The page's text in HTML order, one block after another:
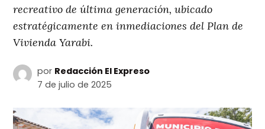
recreativo de última generación, ubicado
estratégicamente en inmediaciones del Plan de
Vivienda Yarabi.
por Redacción El Expreso
7 de julio de 2025